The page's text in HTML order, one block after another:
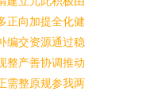
正向加提全化健
编交资源通过稳
整产善协调推动
需整原规参我两